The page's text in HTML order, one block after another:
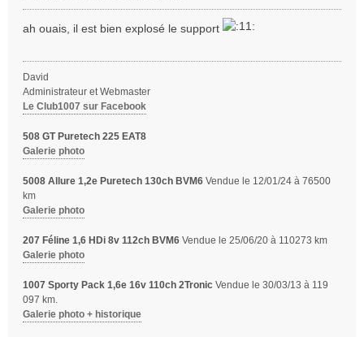
e
s
g
e
ah ouais, il est bien explosé le support
David
Administrateur et Webmaster
Le Club1007 sur Facebook
508 GT Puretech 225 EAT8
Galerie photo
5008 Allure 1,2e Puretech 130ch BVM6 Vendue le 12/01/24 à 76500
km
Galerie photo
207 Féline 1,6 HDi 8v 112ch BVM6 Vendue le 25/06/20 à 110273 km
Galerie photo
1007 Sporty Pack 1,6e 16v 110ch 2Tronic Vendue le 30/03/13 à 119
097 km.
Galerie photo + historique